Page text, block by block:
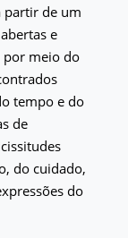
partir de um
e
por meio do
tempo e do
de
do cuidado,
do